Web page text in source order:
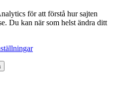
för att förstå hur sajten
Du kan när som helst ändra ditt